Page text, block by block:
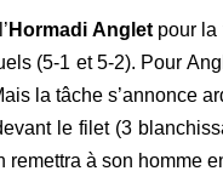
Hormadi Angletpour la
(5-1 et 5-2). Pour
la tâche s’annonce
le filet (3
remettra à son homme